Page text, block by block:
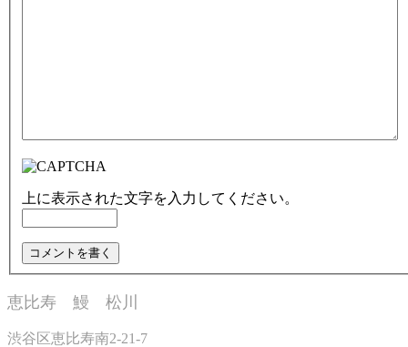
上に表示された文字を入力してください。
恵比寿 鰻 松川
渋谷区恵比寿南2-21-7